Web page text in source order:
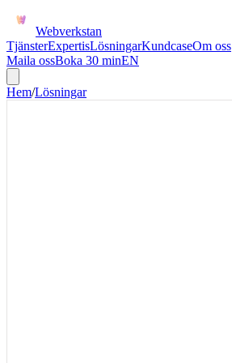
Webverkstan
TjänsterExpertisLösningarKundcaseOm oss
Maila ossBoka 30 minEN
Hem/Lösningar